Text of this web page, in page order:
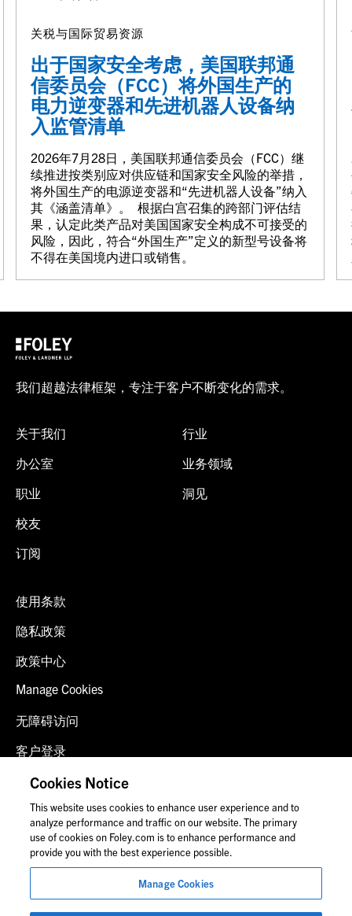
关税与国际贸易资源
出于国家安全考虑，美国联邦通
信委员会（FCC）将外国生产的
电力逆变器和先进机器人设备纳
入监管清单
2026年7月28日，美国联邦通信委员会（FCC）继
续推进按类别应对供应链和国家安全风险的举措，
将外国生产的电源逆变器和“先进机器人设备”纳入
其《涵盖清单》。 根据白宫召集的跨部门评估结
果，认定此类产品对美国国家安全构成不可接受的
风险，因此，符合“外国生产”定义的新型号设备将
不得在美国境内进口或销售。
我们超越法律框架，专注于客户不断变化的需求。
关于我们
办公室
职业
校友
订阅
行业
业务领域
洞见
使用条款
隐私政策
政策中心
Manage Cookies
无障碍访问
客户登录
诈骗预警
联系我们
© 2026 福里尔·拉德纳律师事务所
律师广告
Cookies Notice
This website uses cookies to enhance user experience and to
analyze performance and traffic on our website. The primary
use of cookies on Foley.com is to enhance performance and
provide you with the best experience possible.
Manage Cookies